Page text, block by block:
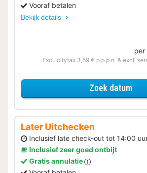
Vooraf betalen
Bekijk details
per
Excl. citytax 3,59 € p.p.p.n. & excl.
Zoek datum
Later Uitchecken
Inclusief late check-out tot 14:00
Inclusief zeer goed ontbijt
Gratis annulatie